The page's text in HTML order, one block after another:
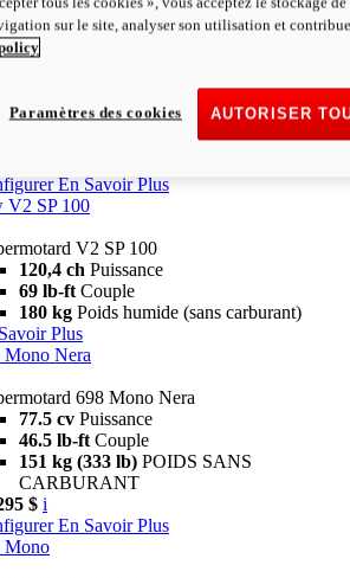
En Savoir Plus
V2 SP
69 lb-ftCouple
Poids humide (sans carburant)
En Savoir Plus
V2 SP 100
V2 SP 100
120,4 ch Puissance
69 lb-ft Couple
180 kg Poids humide (sans carburant)
Plus
Mono Nera
698 Mono Nera
77.5 cv Puissance
46.5 lb-ft Couple
151 kg (333 lb) POIDS SANS
CARBURANT
$ i
En Savoir Plus
Mono
sur le site, analyser son utilisation et
AUTORISER
Paramètres des cookies